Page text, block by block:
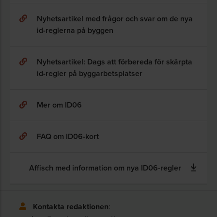
Nyhetsartikel med frågor och svar om de nya
id-reglerna på byggen
Nyhetsartikel: Dags att förbereda för skärpta
id-regler på byggarbetsplatser
Mer om ID06
FAQ om ID06-kort
Affisch med information om nya ID06-regler
Kontakta redaktionen: